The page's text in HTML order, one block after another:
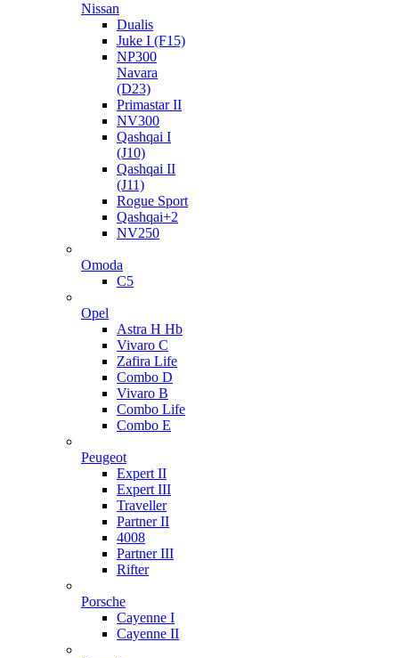
Nissan
Dualis
Juke I (F15)
NP300
Navara
(D23)
Primastar II
NV300
Qashqai I
(J10)
Qashqai II
(J11)
Rogue Sport
Qashqai+2
NV250
Omoda
C5
Opel
Astra H Hb
Vivaro C
Zafira Life
Combo D
Vivaro B
Combo Life
Combo E
Peugeot
Expert II
Expert III
Traveller
Partner II
4008
Partner III
Rifter
Porsche
Cayenne I
Cayenne II